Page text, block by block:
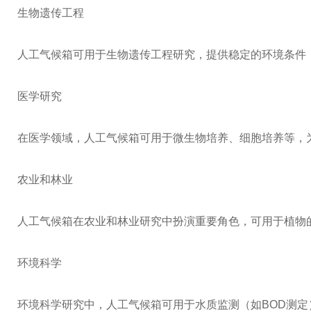
生物遗传工程
人工气候箱可用于生物遗传工程研究，提供稳定的环境条
医学研究
在医学领域，人工气候箱可用于微生物培养、细胞培养等
农业和林业
人工气候箱在农业和林业研究中扮演重要角色，可用于植
环境科学
环境科学研究中，人工气候箱可用于水质监测（如BOD测